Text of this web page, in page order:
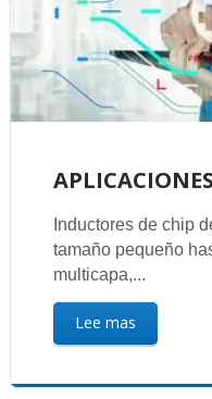
Inductores de chip
tamaño pequeño
multicapa,...
Lee mas